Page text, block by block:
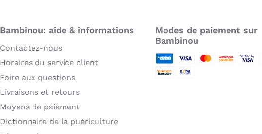
Bambinou: aide & informations
Contactez-nous
Horaires du service client
Foire aux questions
Livraisons et retours
Moyens de paiement
Dictionnaire de la puériculture
Modes de paiement sur
Bambinou
American Express
Visa